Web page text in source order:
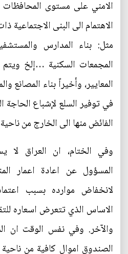
الامني على مستوى المحافظات
الاهتمام الى البنى الاجتماعية
مثل: بناء المدارس
المجمعات السكنية …إلخ
المعايير، وأخيراً بناء المصانع
في توفير السلع لإشباع
الفائض منها الى الخارج من
وفي الختام، ان العراق لا
المسؤول عن اعادة اعمار
لانخفاض موارده بسبب
الاساس الذي تتعرض اسعاره
والآخر. وفي نفس الوقت ان
الصندوق اموال كافية من